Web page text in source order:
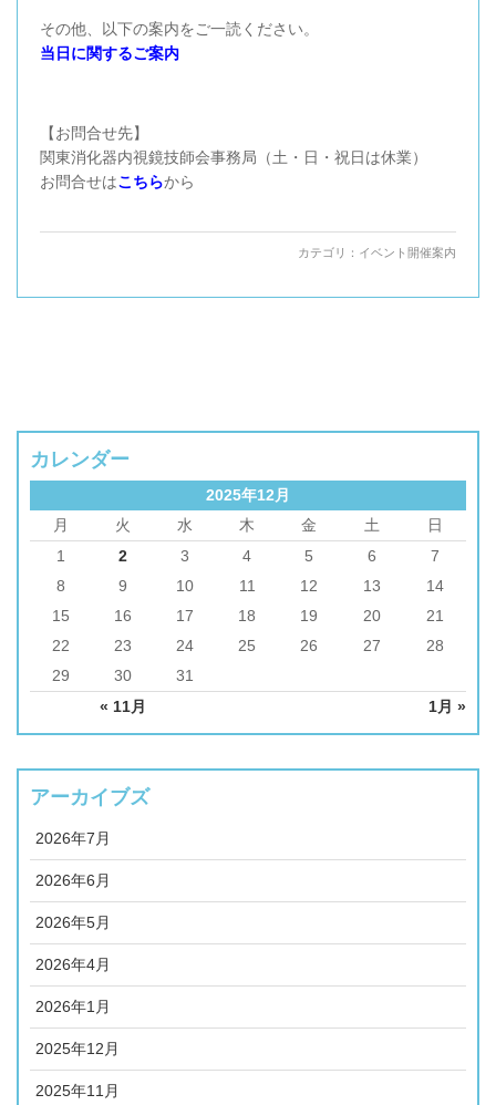
その他、以下の案内をご一読ください。
当日に関するご案内
【お問合せ先】
関東消化器内視鏡技師会事務局（土・日・祝日は休業）
お問合せはこちらから
カテゴリ： イベント開催案内
カレンダー
2025年12月
月
火 水 木 金 土 日
« 11月 1月 »
1 2 3 4 5 6
7
8
9 10 11 12 13
14
15
16 17 18 19 20
21
22
23 24 25 26 27
28
29
30 31
アーカイブズ
2026年7月
2026年6月
2026年5月
2026年4月
2026年1月
2025年12月
2025年11月